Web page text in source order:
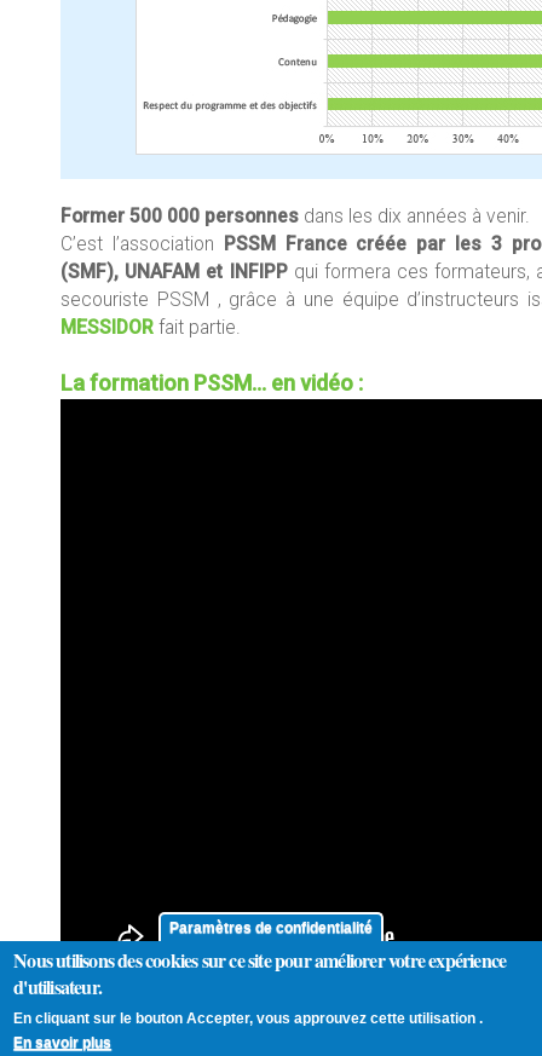
Former 500 000 personnes dans les dix années à venir.
C’est l’association
PSSM France créée par les 3
(SMF), UNAFAM et INFIPPqui formera ces formateurs,
secouriste PSSM , grâce à une équipe d’instructeurs
MESSIDOR fait partie.
La formation PSSM… en vidéo :
Paramètres de confidentialité
Nous utilisons des cookies sur ce site pour améliorer votre expérience
d'utilisateur.
En cliquant sur le bouton Accepter, vous approuvez cette utilisation .
En savoir plus